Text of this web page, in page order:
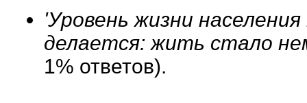
'Уровень жизни
делается: жить стало
1% ответов).